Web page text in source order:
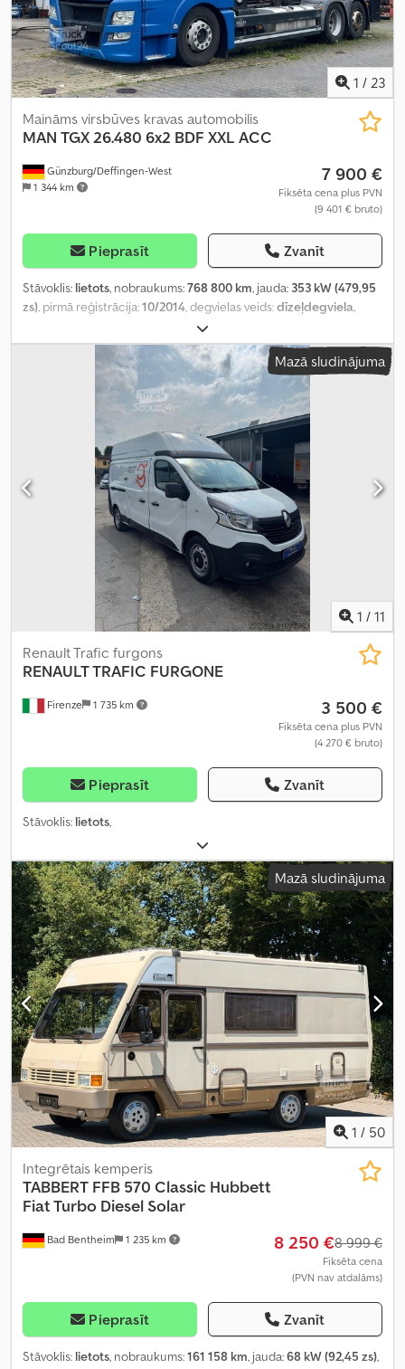
1 / 23
Günzburg/Deffingen-West
1 344 km
Maināms virsbūves kravas automobilis
MAN TGX 26.480 6x2 BDF XXL ACC
7 900 €
Fiksēta cena plus PVN
(9 401 € bruto)
Pieprasīt Zvanīt
Stāvoklis: lietots, nobraukums:768 800 km, jauda: 353 kW (479,95
zs), pirmā reģistrācija:10/2014, degvielas veids:dīzeļdegviela,
, asu konfigurācija:
retardētājs, krāsa:zils, pārnesuma veids:automātisks, emisijas
, kopējais platums:2 500 mm , kopējais augstums:
, Aprīkojums:
ABS, bija avārijā, gaisa kondicionēšana,
kvēpu filtrs, stāvvietas sildītājs
Mazā sludinājuma
1 / 11
Firenze 1 735 km
Renault Trafic furgons
RENAULT TRAFIC FURGONE
3 500 €
Fiksēta cena plus PVN
(4 270 € bruto)
Pieprasīt Zvanīt
Stāvoklis: lietots,
Mazā sludinājuma
1 / 50
Bad Bentheim 1 235 km
Integrētais kemperis
TABBERT FFB 570 Classic Hubbett
Fiat Turbo Diesel Solar
8 250 €8 999 €
Fiksēta cena
(PVN nav atdalāms)
Pieprasīt Zvanīt
Stāvoklis: lietots, nobraukums:161 158 km, jauda:68 kW (92,45 zs),